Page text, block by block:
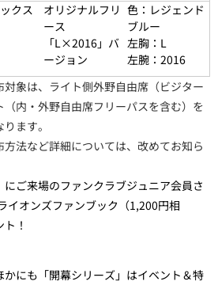
クス
オリジナルフリ
ース
「L×2016」バ
ージョン
色：レジェンド
ブルー
左胸：L
左腕：2016
象は、ライト側外野自由席（ビジター
内・外野自由席フリーパスを含む）を
ます。
法など詳細については、改めてお知ら
ご来場のファンクラブジュニア会員さ
イオンズファンブック（1,200円相
！
にも「開幕シリーズ」はイベント＆特